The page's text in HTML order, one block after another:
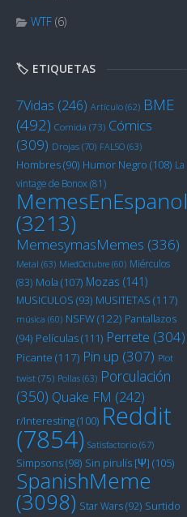
WTF (6)
🏷️ ETIQUETAS
7Vidas (246) Artículo (62) BME
(492) Comida (73) Cómics
(309) Drojas (70) FALSO (63)
Hombres(90) Humor Negro (108) La
vintage de Bonox(81)
MemesEnEspanol
(3213)
MemesymasMemes (336)
Metal (63) MiedOctubre (60) Miérculos
(83) Mola (107) Mozas (141)
MUSICULOS (93) MUSITETAS (117)
música (60) NSFW(122) Pantallazos
(94) Películas(111) Perrete (304)
Picante (117) Pin up (307) Plot
twist (75) Pollas (63) Porculación
(350) Quake FM (242)
r/Interesting(100) Reddit
(7854) Satisfactorio (67)
Simpsons(98) Sin pirulís [Ψ] (105)
SpanishMeme
(3098) Star Wars(92) Surtido